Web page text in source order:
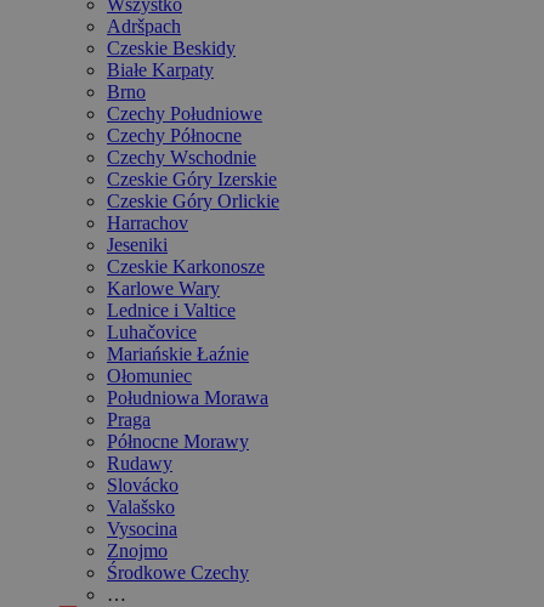
Wszystko
Adršpach
Czeskie Beskidy
Białe Karpaty
Brno
Czechy Południowe
Czechy Północne
Czechy Wschodnie
Czeskie Góry Izerskie
Czeskie Góry Orlickie
Harrachov
Jeseniki
Czeskie Karkonosze
Karlowe Wary
Lednice i Valtice
Luhačovice
Mariańskie Łaźnie
Ołomuniec
Południowa Morawa
Praga
Północne Morawy
Rudawy
Slovácko
Valašsko
Vysocina
Znojmo
Środkowe Czechy
…